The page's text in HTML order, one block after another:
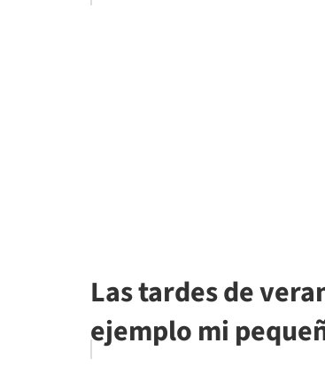
Las tardes de
ejemplo mi